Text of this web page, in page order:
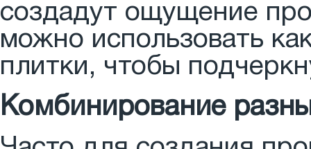
создадут ощущение
можно использовать
плитки, чтобы
Комбинирование